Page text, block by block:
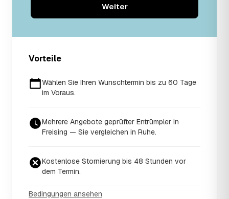
Weiter
Vorteile
Wählen Sie Ihren Wunschtermin bis zu 60 Tage
im Voraus.
Mehrere Angebote geprüfter Entrümpler in
Freising — Sie vergleichen in Ruhe.
Kostenlose Stornierung bis 48 Stunden vor
dem Termin.
Bedingungen ansehen